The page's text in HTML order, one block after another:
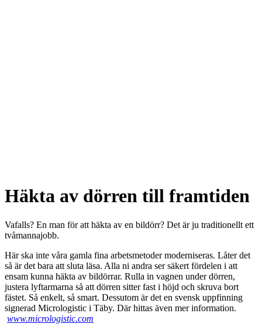
Häkta av dörren till framtiden
Vafalls? En man för att häkta av en bildörr? Det är ju traditionellt ett
tvåmannajobb.
Här ska inte våra gamla fina arbetsmetoder moderniseras. Låter det
så är det bara att sluta läsa. Alla ni andra ser säkert fördelen i att
ensam kunna häkta av bildörrar. Rulla in vagnen under dörren,
justera lyftarmarna så att dörren sitter fast i höjd och skruva bort
fästet. Så enkelt, så smart. Dessutom är det en svensk uppfinning
signerad Micrologistic i Täby. Där hittas även mer information.
www.micrologistic.com